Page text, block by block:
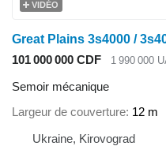
VIDÉO
Great Plains 3s4000 /
101 000 000 CDF
1 990 000
Semoir mécanique
Largeur de couverture 12 m
Ukraine, Kirovograd